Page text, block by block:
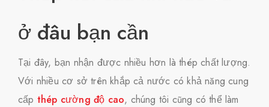
ở đâu bạn cần
Tại đây, bạn nhận được nhiều hơn là thép chất lượng.
Với nhiều cơ sở trên khắp cả nước có khả năng cung
cấp thép cường độ cao, chúng tôi cũng có thể làm